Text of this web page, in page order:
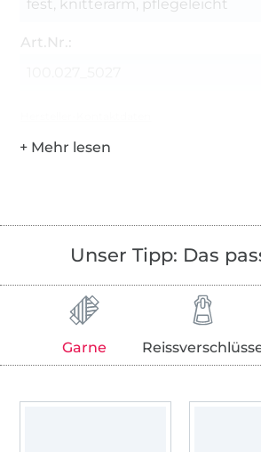
fest, knitterarm, pflegeleicht
Art.Nr.:
Unser Tipp: Das
Garne